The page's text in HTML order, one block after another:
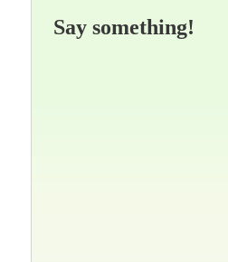
Say something!